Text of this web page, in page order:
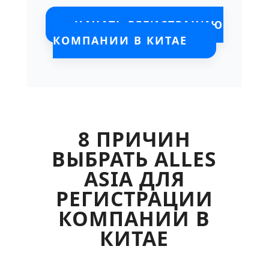
НАЧАТЬ РЕГИСТРАЦИЮ
КОМПАНИИ В КИТАЕ
8 ПРИЧИН
ВЫБРАТЬ ALLES
ASIA ДЛЯ
РЕГИСТРАЦИИ
КОМПАНИИ В
КИТАЕ